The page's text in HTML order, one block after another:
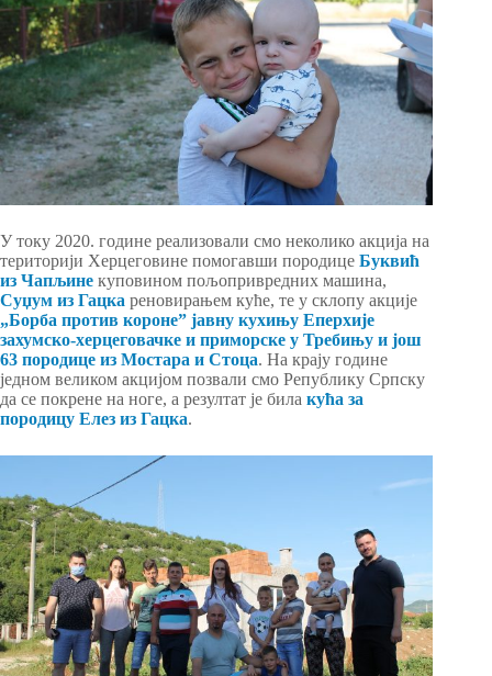
У току 2020. године реализовали смо неколико акција на
територији Херцеговине помогавши породице Буквић
из Чапљине куповином пољопривредних машина,
Суџум из Гацка реновирањем куће, те у склопу акције
„Борба против короне” јавну кухињу Еперхије
захумско-херцеговачке и приморске у Требињу и још
63 породице из Мостара и Стоца. На крају године
једном великом акцијом позвали смо Републику Српску
да се покрене на ноге, а резултат је била кућа за
породицу Елез из Гацка.